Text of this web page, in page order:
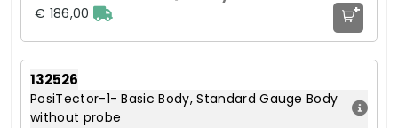
€ 186,00 +
132526
PosiTector-1- Basic Body, Standard Gauge Body
without probe